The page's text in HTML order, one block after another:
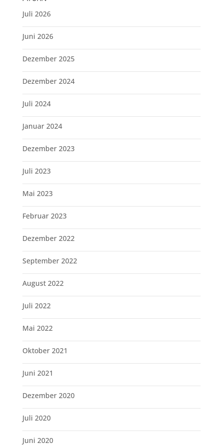
Juli 2026
Juni 2026
Dezember 2025
Dezember 2024
Juli 2024
Januar 2024
Dezember 2023
Juli 2023
Mai 2023
Februar 2023
Dezember 2022
September 2022
August 2022
Juli 2022
Mai 2022
Oktober 2021
Juni 2021
Dezember 2020
Juli 2020
Juni 2020